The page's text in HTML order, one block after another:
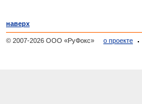
наверх
© 2007-2026 ООО «РуФокс» о проекте